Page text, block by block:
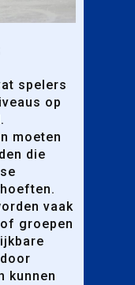
spelers
op
moeten
die
vaak
groepen
kunnen